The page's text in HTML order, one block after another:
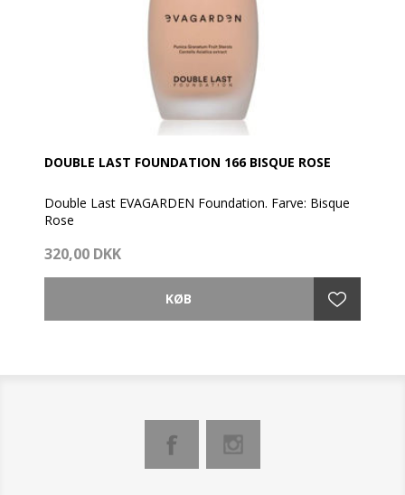
DOUBLE LAST FOUNDATION 166 BISQUE ROSE
Double Last EVAGARDEN Foundation. Farve: Bisque
Rose
lethed, der opfylder alle behov for komfort og meget
lang levetid. For fejlfri og beskyttet hud hele dagen
lang.
Aldrig før er en foundation blevet set så stærkt
dækkende med en så subtil og behagelig tekstur.
320,00 DKK